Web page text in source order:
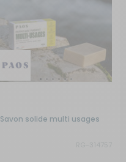
Savon solide multi usages